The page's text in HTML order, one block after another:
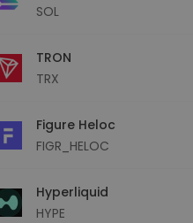
SOL
TRON
TRX
Figure Heloc
FIGR_HELOC
Hyperliquid
HYPE